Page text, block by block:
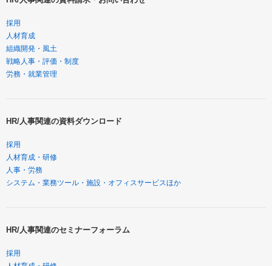
採用
人材育成
組織開発・風土
戦略人事・評価・制度
労務・就業管理
HR/人事関連の資料ダウンロード
採用
人材育成・研修
人事・労務
システム・業務ツール・施設・オフィスサービスほか
HR/人事関連のセミナーフォーラム
採用